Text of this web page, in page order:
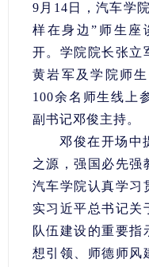
9月14日，汽车学
样在身边”师生座
开。学院院长张立
黄岩军及学院师
100余名师生线上
副书记邓俊主持。
邓俊在开场中
之源，强国必先强
汽车学院认真学习
实习近平总书记关
队伍建设的重要指
想引领、师德师风